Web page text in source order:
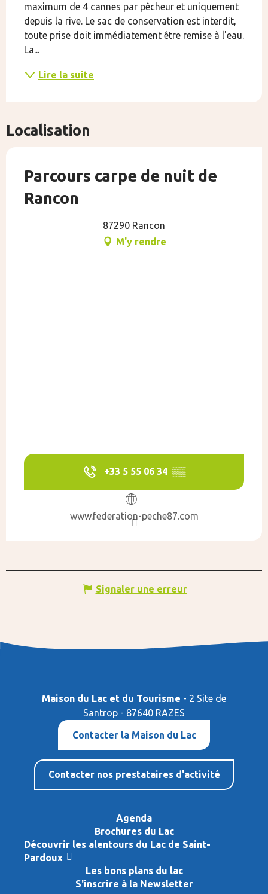
maximum de 4 cannes par pêcheur et uniquement
depuis la rive. Le sac de conservation est interdit,
toute prise doit immédiatement être remise à l'eau.
La...
Lire la suite
Localisation
Parcours carpe de nuit de
Rancon
87290 Rancon
M'y rendre
+33 5 55 06 34 ▒▒
www.federation-peche87.com
Signaler une erreur
Maison du Lac et du Tourisme - 2 Site de
Santrop - 87640 RAZES
Contacter la Maison du Lac
Contacter nos prestataires d'activité
Agenda
Brochures du Lac
Découvrir les alentours du Lac de Saint-
Pardoux
Les bons plans du lac
S'inscrire à la Newsletter